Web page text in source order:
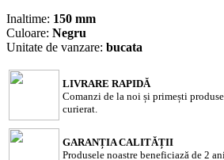
Inaltime: 150 mm
Culoare: Negru
Unitate de vanzare: bucata
LIVRARE RAPIDĂ
Comanzi de la noi și primești
curierat.
GARANȚIA CALITĂȚII
Produsele noastre beneficiază de 2